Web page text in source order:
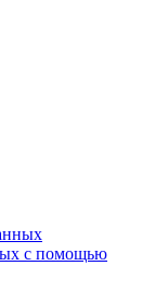
с помощью